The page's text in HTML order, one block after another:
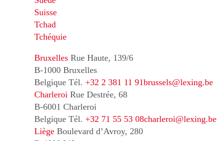
Suisse
Tchad
Tchéquie
Bruxelles Rue Haute, 139/6
B-1000 Bruxelles
Belgique Tél. +32 2 381 11 91brussels@lexing.be
Charleroi Rue Destrée, 68
B-6001 Charleroi
Belgique Tél. +32 71 55 53 08charleroi@lexing.be
Liège Boulevard d’Avroy, 280